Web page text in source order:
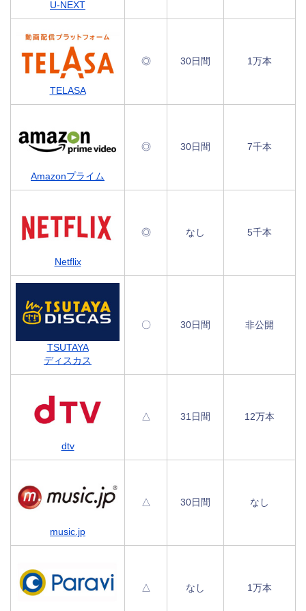
U-NEXT
TELASA
◎ 30日間 1万本
Amazonプライム
◎ 30日間 7千本
Netflix
◎ なし 5千本
TSUTAYA
ディスカス
〇 30日間 非公開
dtv
△ 31日間 12万本
music.jp
△ 30日間 なし
△ なし 1万本